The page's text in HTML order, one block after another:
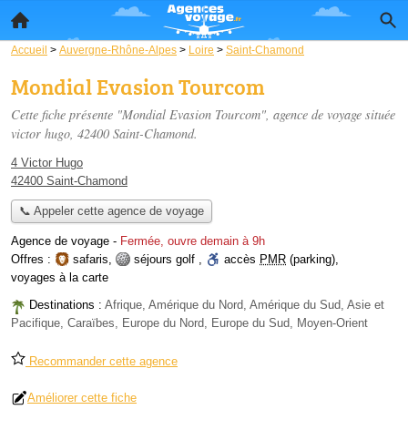
Accueil > Auvergne-Rhône-Alpes > Loire > Saint-Chamond
Mondial Evasion Tourcom
Cette fiche présente "Mondial Evasion Tourcom", agence de voyage située
victor hugo, 42400 Saint-Chamond.
4 Victor Hugo
42400 Saint-Chamond
📞 Appeler cette agence de voyage
Agence de voyage - Fermée, ouvre demain à 9h
Offres :
safaris, séjours golf , accès PMR (parking),
voyages à la carte
Destinations : Afrique, Amérique du Nord, Amérique du Sud, Asie et
Pacifique, Caraïbes, Europe du Nord, Europe du Sud, Moyen-Orient
Recommander cette agence
Améliorer cette fiche